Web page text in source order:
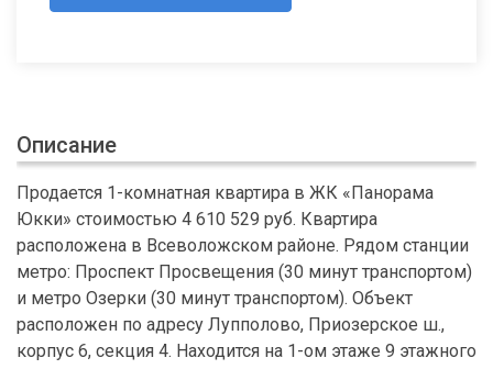
Описание
Продается 1-комнатная квартира в ЖК «Панорама
Юкки» стоимостью 4 610 529 руб. Квартира
расположена в Всеволожском районе. Рядом станции
метро: Проспект Просвещения (30 минут транспортом)
и метро Озерки (30 минут транспортом). Объект
расположен по адресу Лупполово, Приозерское ш.,
корпус 6, секция 4. Находится на 1-ом этаже 9 этажного